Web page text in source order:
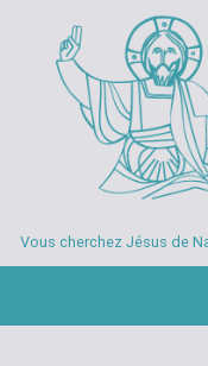
Vous cherchez Jésus de